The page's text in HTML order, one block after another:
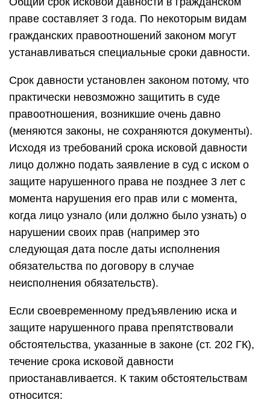
праве составляет 3 года. По некоторым видам
гражданских правоотношений законом могут
устанавливаться специальные сроки давности.
Срок давности установлен законом потому, что
практически невозможно защитить в суде
правоотношения, возникшие очень давно
(меняются законы, не сохраняются документы).
Исходя из требований срока исковой давности
лицо должно подать заявление в суд с иском о
защите нарушенного права не позднее 3 лет с
момента нарушения его прав или с момента,
когда лицо узнало (или должно было узнать) о
нарушении своих прав (например это
следующая дата после даты исполнения
обязательства по договору в случае
неисполнения обязательств).
Если своевременному предъявлению иска и
защите нарушенного права препятствовали
обстоятельства, указанные в законе (ст. 202 ГК),
течение срока исковой давности
приостанавливается. К таким обстоятельствам
относится: